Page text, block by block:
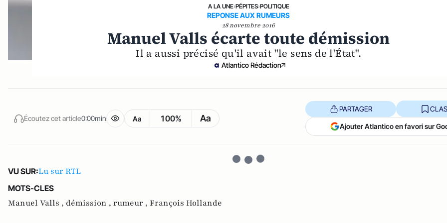
A LA UNE›PÉPITES›POLITIQUE
REPONSE AUX RUMEURS
28 novembre 2016
Manuel Valls écarte toute démission
Il a aussi précisé qu'il avait "le sens de l'État".
Atlantico Rédaction
Écoutez cet article0:00min Aa 100% Aa
PARTAGER
Ajouter Atlantico en favori sur
VU SUR:Lu sur RTL
MOTS-CLES
Manuel Valls , démission , rumeur , François Hollande